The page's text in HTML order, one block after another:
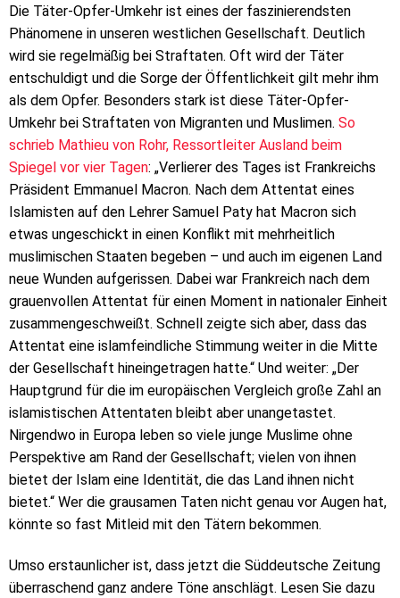
Die Täter-Opfer-Umkehr ist eines der faszinierendsten
Phänomene in unseren westlichen Gesellschaft. Deutlich
wird sie regelmäßig bei Straftaten. Oft wird der Täter
entschuldigt und die Sorge der Öffentlichkeit gilt mehr ihm
als dem Opfer. Besonders stark ist diese Täter-Opfer-
Umkehr bei Straftaten von Migranten und Muslimen. So
schrieb Mathieu von Rohr, Ressortleiter Ausland beim
Spiegel vor vier Tagen: „Verlierer des Tages ist Frankreichs
Präsident Emmanuel Macron. Nach dem Attentat eines
Islamisten auf den Lehrer Samuel Paty hat Macron sich
etwas ungeschickt in einen Konflikt mit mehrheitlich
muslimischen Staaten begeben – und auch im eigenen Land
neue Wunden aufgerissen. Dabei war Frankreich nach dem
grauenvollen Attentat für einen Moment in nationaler Einheit
zusammengeschweißt. Schnell zeigte sich aber, dass das
Attentat eine islamfeindliche Stimmung weiter in die Mitte
der Gesellschaft hineingetragen hatte.“ Und weiter: „Der
Hauptgrund für die im europäischen Vergleich große Zahl an
islamistischen Attentaten bleibt aber unangetastet.
Nirgendwo in Europa leben so viele junge Muslime ohne
Perspektive am Rand der Gesellschaft; vielen von ihnen
bietet der Islam eine Identität, die das Land ihnen nicht
bietet.“ Wer die grausamen Taten nicht genau vor Augen hat,
könnte so fast Mitleid mit den Tätern bekommen.
Umso erstaunlicher ist, dass jetzt die Süddeutsche Zeitung
überraschend ganz andere Töne anschlägt. Lesen Sie dazu